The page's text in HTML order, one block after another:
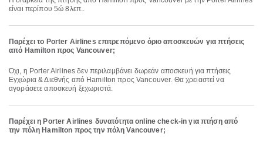
είναι περίπου 5ώ 8λεπ..
Παρέχει το Porter Airlines επιτρεπόμενο όριο αποσκευών για πτήσεις
από Hamilton προς Vancouver;
Όχι, η Porter Airlines δεν περιλαμβάνει δωρεάν αποσκευή για πτήσεις
Εγχώρια & Διεθνής από Hamilton προς Vancouver. Θα χρειαστεί να
αγοράσετε αποσκευή ξεχωριστά.
Παρέχει η Porter Airlines δυνατότητα online check-in για πτήση από
την πόλη Hamilton προς την πόλη Vancouver;